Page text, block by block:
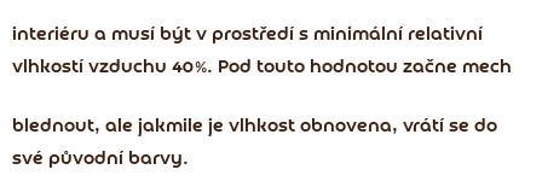
interiéru a musí být v prostředí s minimální relativní
vlhkostí vzduchu 40%. Pod touto hodnotou začne mech
blednout, ale jakmile je vlhkost obnovena, vrátí se do
své původní barvy.